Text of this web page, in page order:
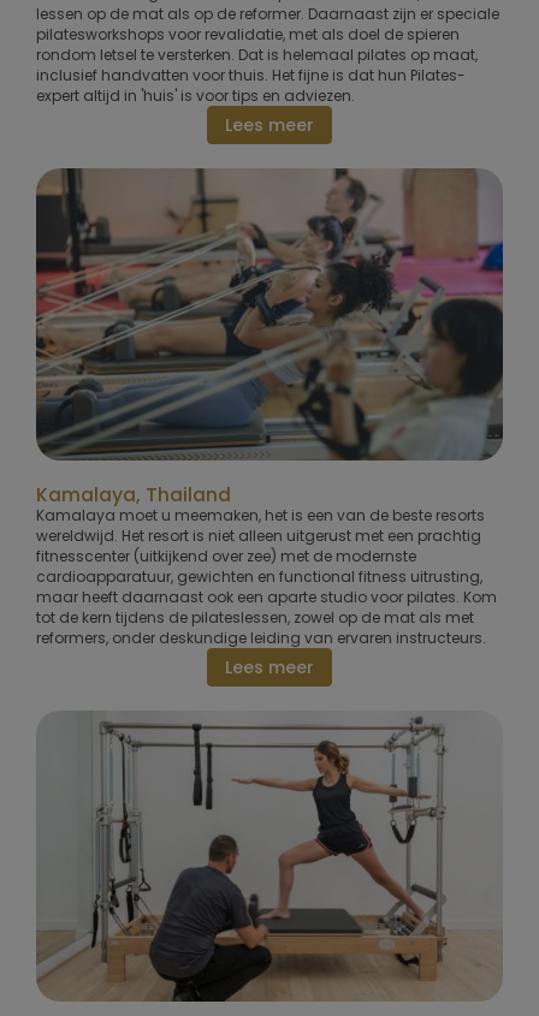
lessen op de mat als op de reformer. Daarnaast zijn er speciale
pilatesworkshops voor revalidatie, met als doel de spieren
rondom letsel te versterken. Dat is helemaal pilates op maat,
inclusief handvatten voor thuis. Het fijne is dat hun Pilates-
expert altijd in 'huis' is voor tips en adviezen.
Lees meer
Kamalaya, Thailand
Kamalaya moet u meemaken, het is een van de beste resorts
wereldwijd. Het resort is niet alleen uitgerust met een prachtig
fitnesscenter (uitkijkend over zee) met de modernste
cardioapparatuur, gewichten en functional fitness uitrusting,
maar heeft daarnaast ook een aparte studio voor pilates. Kom
tot de kern tijdens de pilateslessen, zowel op de mat als met
reformers, onder deskundige leiding van ervaren instructeurs.
Lees meer